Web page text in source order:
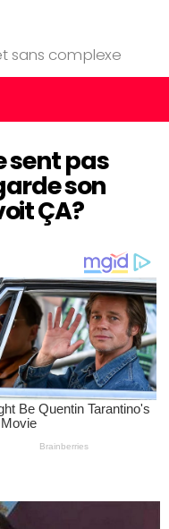
sans complexe
sent pas
son
ÇA?